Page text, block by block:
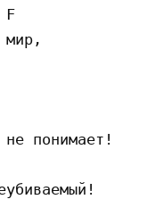
мир,
понимает!